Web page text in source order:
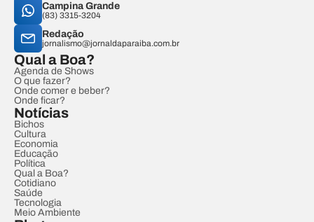
Campina Grande
(83) 3315-3204
Redação
jornalismo@jornaldaparaiba.com.br
Qual a Boa?
Agenda de Shows
O que fazer?
Onde comer e beber?
Onde ficar?
Notícias
Bichos
Cultura
Economia
Educação
Política
Qual a Boa?
Cotidiano
Saúde
Tecnologia
Meio Ambiente